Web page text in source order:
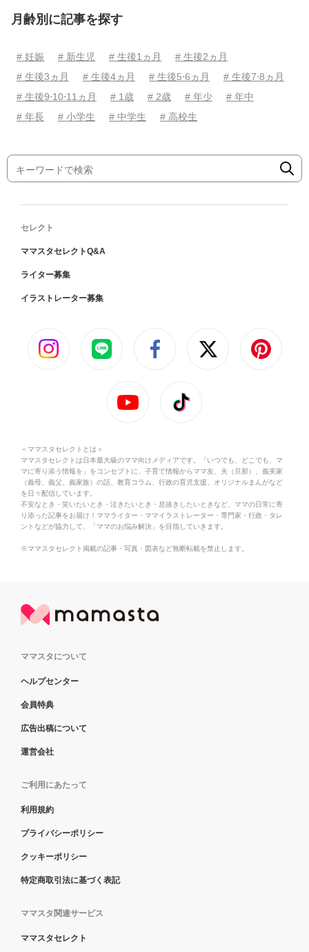
月齢別に記事を探す
# 妊娠 # 新生児 # 生後1ヵ月
# 生後2ヵ月
# 生後3ヵ月
# 生後4ヵ月 # 生後5⋅6ヵ月
# 生後7⋅8ヵ月
# 生後9⋅10⋅11ヵ月
# 1歳 # 2歳 # 年少
# 年中
# 年長
# 小学生 # 中学生 # 高校生
セレクト
ママスタセレクトQ&A
ライター募集
イラストレーター募集
＜ママスタセレクトとは＞
ママスタセレクトは日本最大級のママ向けメディアです。「いつでも、どこでも、マ
マに寄り添う情報を」をコンセプトに、子育て情報からママ友、夫（旦那）、義実家
（義母、義父、義家族）の話、教育コラム、行政の育児支援、オリジナルまんがなど
を日々配信しています。
不安なとき・笑いたいとき・泣きたいとき・息抜きしたいときなど、ママの日常に寄
り添った記事をお届け！ママライター・ママイラストレーター・専門家・行政・タレ
ントなどが協力して、「ママのお悩み解決」を目指していきます。
※ママスタセレクト掲載の記事・写真・図表など無断転載を禁止します。
ママスタについて
ヘルプセンター
会員特典
広告出稿について
運営会社
ご利用にあたって
利用規約
プライバシーポリシー
クッキーポリシー
特定商取引法に基づく表記
ママスタ関連サービス
ママスタセレクト